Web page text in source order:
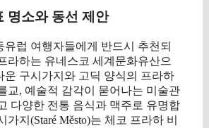
명소와 동선 제안
유럽 여행자들에게 반드시 추천되
라하는 유네스코 세계문화유산으
운 구시가지와 고딕 양식의 프라하
교, 예술적 감각이 묻어나는 미술관
다양한 전통 음식과 맥주로 유명합
가지(Staré Město)는 체코 프라하 비